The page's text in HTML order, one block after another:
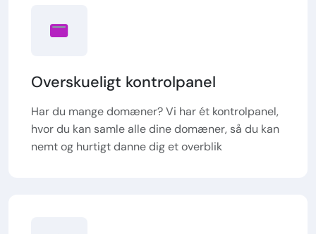
Overskueligt kontrolpanel
Har du mange domæner? Vi har ét kontrolpanel,
hvor du kan samle alle dine domæner, så du kan
nemt og hurtigt danne dig et overblik